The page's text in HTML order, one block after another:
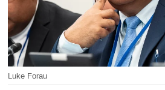
Luke Forau